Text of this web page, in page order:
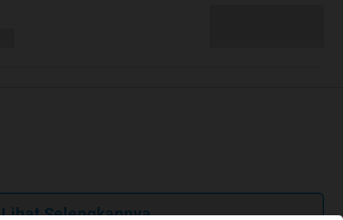
Lihat Selengkapnya